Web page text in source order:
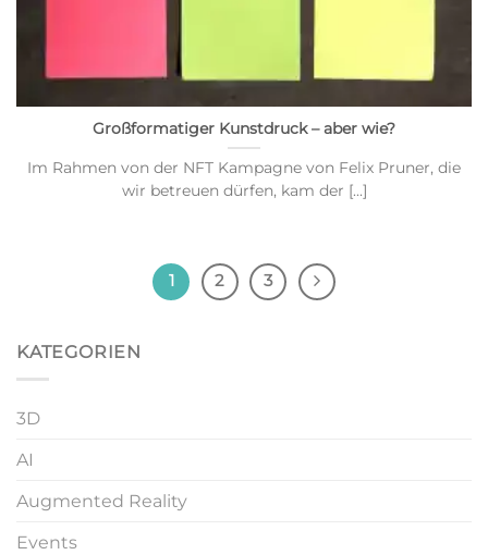
Großformatiger Kunstdruck – aber wie?
Im Rahmen von der NFT Kampagne von Felix Pruner, die
wir betreuen dürfen, kam der [...]
1 2 3
KATEGORIEN
3D
AI
Augmented Reality
Events